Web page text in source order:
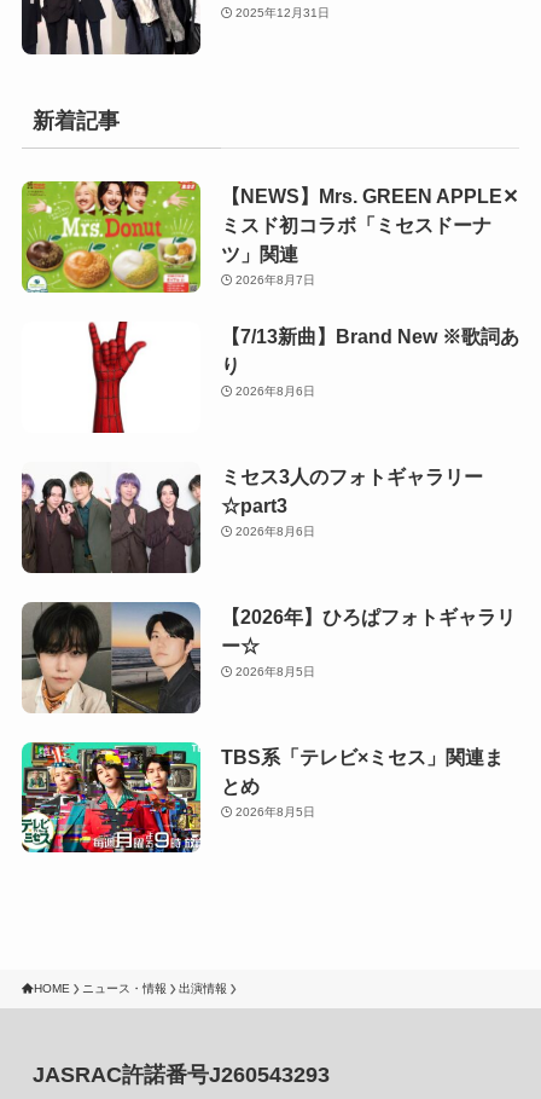
2025年12月31日
新着記事
【NEWS】Mrs. GREEN APPLE✕
ミスド初コラボ「ミセスドーナ
ツ」関連
2026年8月7日
【7/13新曲】Brand New ※歌詞あ
り
2026年8月6日
ミセス3人のフォトギャラリー
☆part3
2026年8月6日
【2026年】ひろぱフォトギャラリ
ー☆
2026年8月5日
TBS系「テレビ×ミセス」関連ま
とめ
2026年8月5日
HOME ニュース・情報 出演情報
JASRAC許諾番号J260543293